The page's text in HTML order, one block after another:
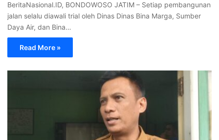
BeritaNasional.ID, BONDOWOSO JATIM – Setiap pembangunan
jalan selalu diawali trial oleh Dinas Dinas Bina Marga, Sumber
Daya Air, dan Bina…
Read More »